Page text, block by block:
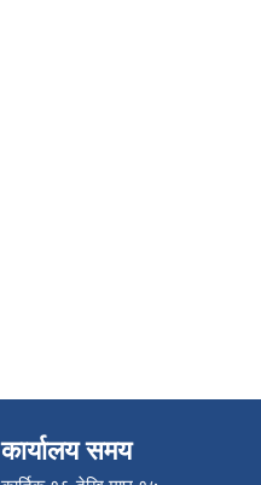
कार्यालय समय